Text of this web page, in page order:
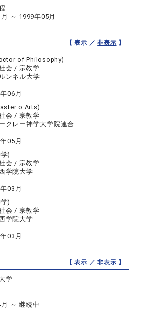
～ 1999年05月
【 表示 ／非表示 】
of Philosophy)
会 / 宗教学
ンネル大学
06月
o Arts)
会 / 宗教学
クレー神学大学院連合
05月
)
会 / 宗教学
学院大学
03月
)
会 / 宗教学
学院大学
03月
【 表示 ／非表示 】
学
～ 継続中